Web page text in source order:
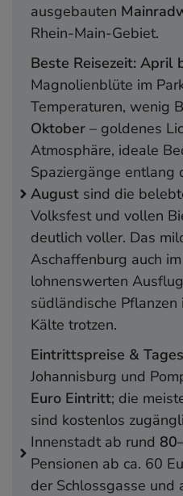
ausgebauten
Rhein-Main-Gebiet.
Beste Reisezeit: April
Magnolienblüte im
Temperaturen, wenig
Oktober – goldenes
Atmosphäre, ideale
Spaziergänge entlang
August sind die
Volksfest und vollen
deutlich voller. Das
Aschaffenburg auch
lohnenswerten
südländische
Kälte trotzen.
Eintrittspreise &
Johannisburg und
Euro Eintritt; die
sind kostenlos
Innenstadt ab rund
Pensionen ab ca. 60
der Schlossgasse und